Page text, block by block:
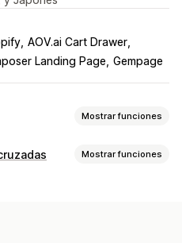
AOV.ai Cart Drawer
Landing Page Gempage
Mostrar funciones
Mostrar funciones